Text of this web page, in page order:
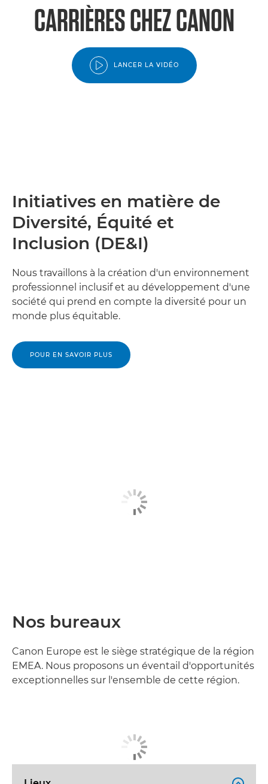
CARRIÈRES CHEZ CANON
LANCER LA VIDÉO
Initiatives en matière de
Diversité, Équité et
Inclusion (DE&I)
Nous travaillons à la création d'un environnement
professionnel inclusif et au développement d'une
société qui prend en compte la diversité pour un
monde plus équitable.
POUR EN SAVOIR PLUS
Nos bureaux
Canon Europe est le siège stratégique de la région
EMEA. Nous proposons un éventail d'opportunités
exceptionnelles sur l'ensemble de cette région.